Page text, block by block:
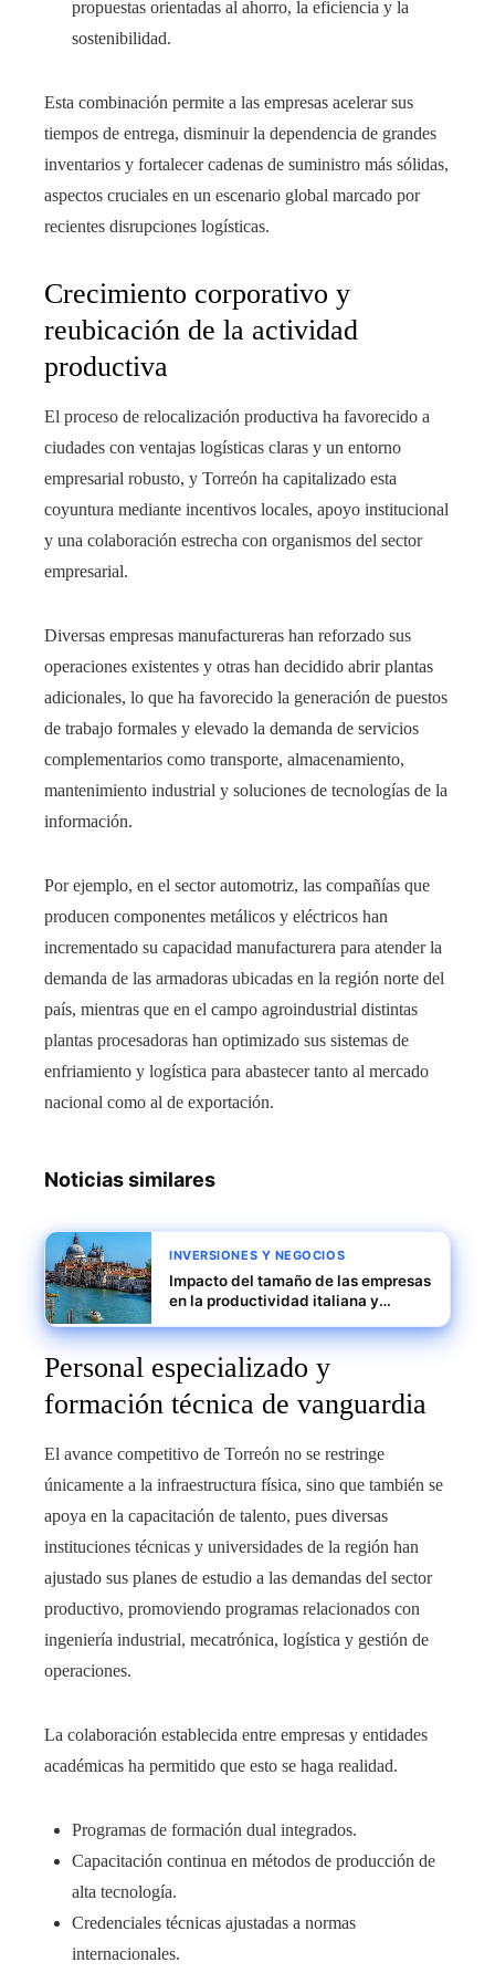
propuestas orientadas al ahorro, la eficiencia y la
sostenibilidad.
Esta combinación permite a las empresas acelerar sus
tiempos de entrega, disminuir la dependencia de grandes
inventarios y fortalecer cadenas de suministro más sólidas,
aspectos cruciales en un escenario global marcado por
recientes disrupciones logísticas.
Crecimiento corporativo y
reubicación de la actividad
productiva
El proceso de relocalización productiva ha favorecido a
ciudades con ventajas logísticas claras y un entorno
empresarial robusto, y Torreón ha capitalizado esta
coyuntura mediante incentivos locales, apoyo institucional
y una colaboración estrecha con organismos del sector
empresarial.
Diversas empresas manufactureras han reforzado sus
operaciones existentes y otras han decidido abrir plantas
adicionales, lo que ha favorecido la generación de puestos
de trabajo formales y elevado la demanda de servicios
complementarios como transporte, almacenamiento,
mantenimiento industrial y soluciones de tecnologías de la
información.
Por ejemplo, en el sector automotriz, las compañías que
producen componentes metálicos y eléctricos han
incrementado su capacidad manufacturera para atender la
demanda de las armadoras ubicadas en la región norte del
país, mientras que en el campo agroindustrial distintas
plantas procesadoras han optimizado sus sistemas de
enfriamiento y logística para abastecer tanto al mercado
nacional como al de exportación.
Noticias similares
INVERSIONES Y NEGOCIOS
Impacto del tamaño de las empresas
en la productividad italiana y
Personal especializado y
formación técnica de vanguardia
El avance competitivo de Torreón no se restringe
únicamente a la infraestructura física, sino que también se
apoya en la capacitación de talento, pues diversas
instituciones técnicas y universidades de la región han
ajustado sus planes de estudio a las demandas del sector
productivo, promoviendo programas relacionados con
ingeniería industrial, mecatrónica, logística y gestión de
operaciones.
La colaboración establecida entre empresas y entidades
académicas ha permitido que esto se haga realidad.
Programas de formación dual integrados.
Capacitación continua en métodos de producción de
alta tecnología.
Credenciales técnicas ajustadas a normas
internacionales.